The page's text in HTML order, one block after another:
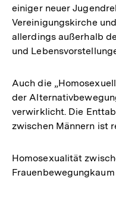
einiger neuer
Vereinigungskirche
allerdings außerhalb
und
Auch die
der
verwirklicht. Die
zwischen Männern ist
Homosexualität